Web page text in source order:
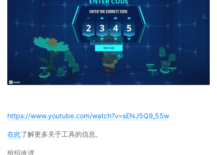
https://www.youtube.com/watch?v=sENJ5Q9_5Sw
在此了解更多关于工具的信息。
组织改进